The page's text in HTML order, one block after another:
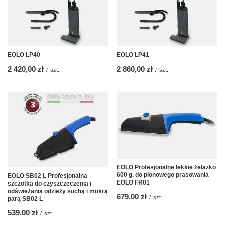
EOLO LP40
2 420,00 zł / szt.
EOLO LP41
2 860,00 zł / szt.
EOLO SB02 L Profesjonalna
szczotka do czyszczeczenia i
odświeżania odzieży suchą i mokrą
parą SB02 L
539,00 zł / szt.
EOLO Profesjonalne lekkie żelazko
600 g. do pionowego prasowania
EOLO FR01
679,00 zł / szt.